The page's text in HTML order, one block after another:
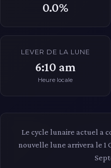
0.0%
LEVER DE LA LUNE
6:10 am
Heure locale
Le cycle lunaire actuel a
nouvelle lune arrivera le 1